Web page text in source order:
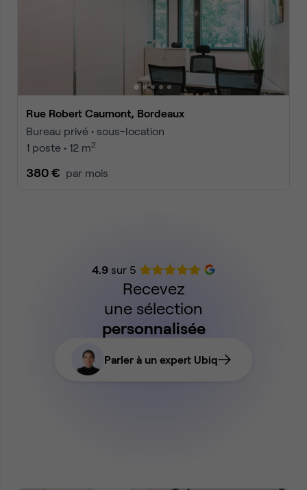
Rue Robert Caumont, Bordeaux
Bureau privé • sous-location
1 poste • 12 m2
380 € par mois
4.9sur 5
Recevez
une sélection
personnalisée
Parler à un expert Ubiq